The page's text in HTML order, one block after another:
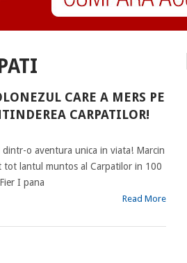
CARE A MERS PE
CARPATILOR!
o aventura unica in viata! Marcin
tot lantul muntos al Carpatilor in 100
I pana
Read More